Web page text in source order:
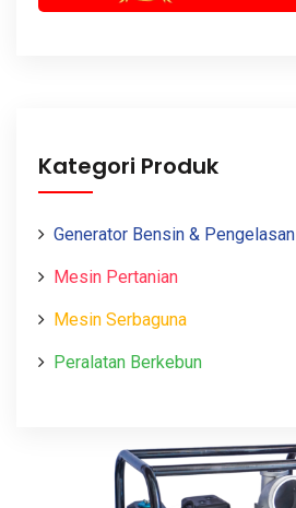
Kategori Produk
Generator Bensin & Pengelasan
Mesin Pertanian
Mesin Serbaguna
Peralatan Berkebun